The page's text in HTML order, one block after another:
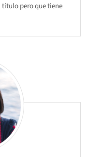
título pero que tiene